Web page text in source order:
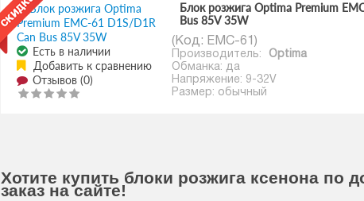
Есть в наличии
Добавить к сравнению
Отзывов (0)
Блок розжига Optima Premium
Bus 85V 35W
(Код: EMC-61 )
Производитель:
Optima
Обманка: да
Напряжение: 9-32V
Размер: обычный
Хотите купить блоки розжига ксенона по
заказ на сайте!